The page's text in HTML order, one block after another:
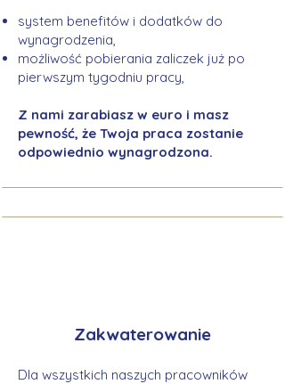
system benefitów i dodatków do
wynagrodzenia,
możliwość pobierania zaliczek już po
pierwszym tygodniu pracy,
Z nami zarabiasz w euro i masz
pewność, że Twoja praca zostanie
odpowiednio wynagrodzona.
Zakwaterowanie
Dla wszystkich naszych pracowników